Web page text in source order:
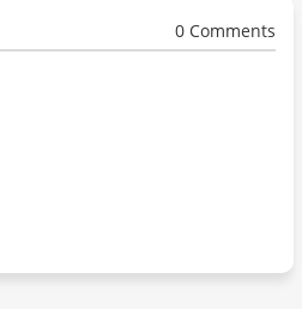
0 Comments